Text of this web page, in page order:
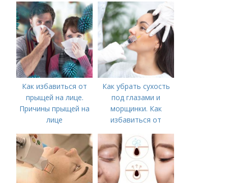
Как избавиться от
прыщей на лице.
Причины прыщей на
лице
Как убрать сухость
под глазами и
морщинки. Как
избавиться от
косметологические
процедуры